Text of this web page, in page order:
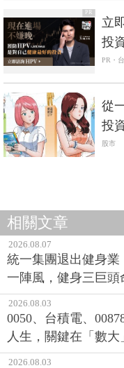
PR
立
投
PR・
從
投
秒
股市
相關文章
2026.08.07
統一集團退出健身業
一陣風，健身三巨頭
2026.08.03
0050、台積電、
人生，關鍵在「數大
2026.08.03